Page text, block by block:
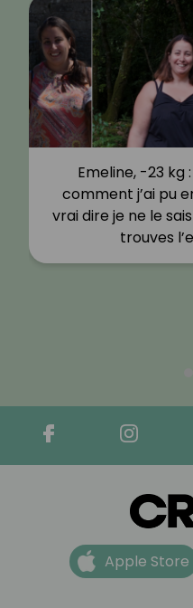
Emeline, -23 kg
comment j’ai pu
vrai dire je ne le
trouves
Apple Store